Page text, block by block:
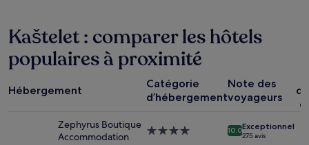
des
24 dernières
heures
sur
base
Kaštelet : comparer les hôtels
populaires à proximité
Hébergement
Catégorie
d’hébergement
Note des
voyageurs
Zephyrus Boutique
Accommodation
Hébergement
10.0Exceptionnel
275 avis